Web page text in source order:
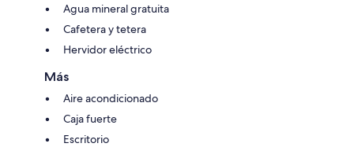
Agua mineral gratuita
Cafetera y tetera
Hervidor eléctrico
Más
Aire acondicionado
Caja fuerte
Escritorio